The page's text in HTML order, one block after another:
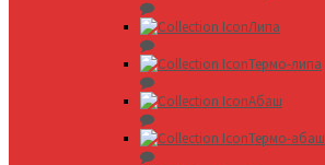
Липа
Термо-липа
Абаш
Термо-абаш